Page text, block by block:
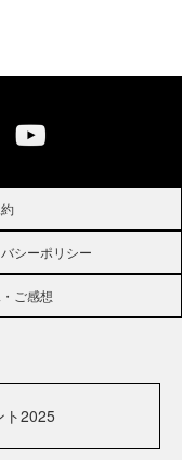
シーポリシー
ご感想
ト2025